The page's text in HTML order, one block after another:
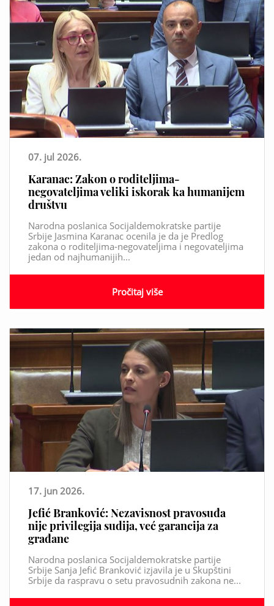
07. jul 2026.
Karanac: Zakon o roditeljima-
negovateljima veliki iskorak ka humanijem
društvu
Narodna poslanica Socijaldemokratske partije
Srbije Jasmina Karanac ocenila je da je Predlog
zakona o roditeljima-negovateljima i negovateljima
jedan od najhumanijih...
Pročitaj više
17. jun 2026.
Jefić Branković: Nezavisnost pravosuđa
nije privilegija sudija, već garancija za
građane
Narodna poslanica Socijaldemokratske partije
Srbije Sanja Jefić Branković izjavila je u Skupštini
Srbije da raspravu o setu pravosudnih zakona ne...